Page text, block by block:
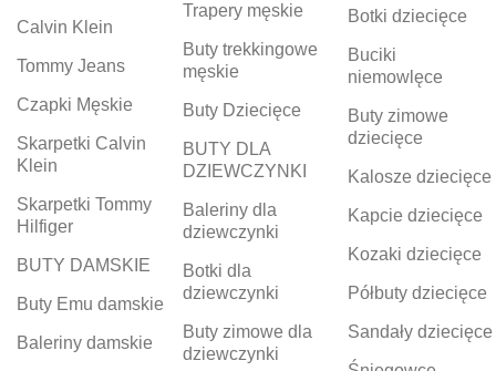
Calvin Klein
Tommy Jeans
Czapki Męskie
Skarpetki Calvin
Klein
Skarpetki Tommy
Hilfiger
BUTY DAMSKIE
Buty Emu damskie
Baleriny damskie
Trapery męskie
Buty trekkingowe
męskie
Buty Dziecięce
BUTY DLA
DZIEWCZYNKI
Baleriny dla
dziewczynki
Botki dla
dziewczynki
Buty zimowe dla
dziewczynki
Botki dziecięce
Buciki
niemowlęce
Buty zimowe
dziecięce
Kalosze dziecięce
Kapcie dziecięce
Kozaki dziecięce
Półbuty dziecięce
Sandały dziecięce